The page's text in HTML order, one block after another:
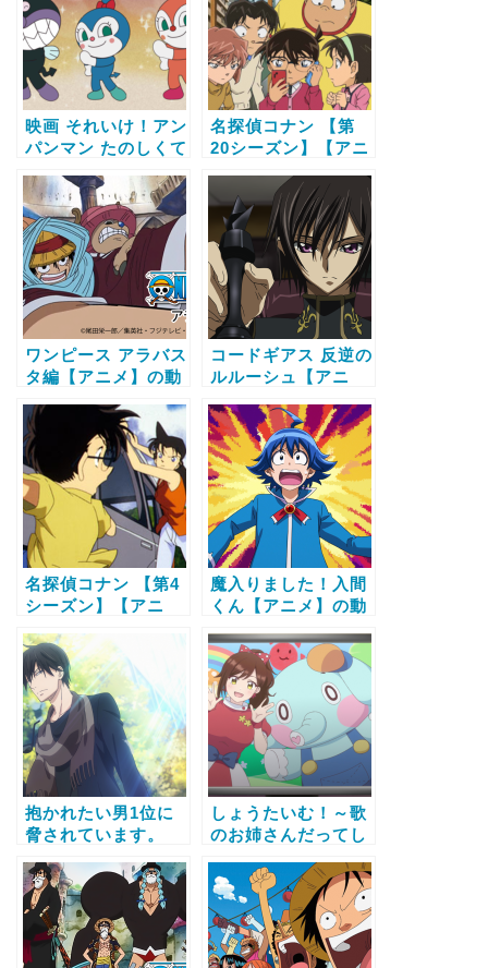
映画 それいけ！アン
パンマン たのしくて
コキンちゃん！？
【アニメ】の動画配
信サービス比較と無
料で全話視聴する方
法
名探偵コナン 【第
20シーズン】【アニ
ビス比較と無料で全
話視聴する方法
ワンピース アラバス
タ編【アニメ】の動
と無料で全話視聴す
る方法
コードギアス 反逆の
ルルーシュ【アニ
ビス比較と無料で全
話視聴する方法
名探偵コナン 【第4
シーズン】【アニ
ビス比較と無料で全
話視聴する方法
魔入りました！入間
くん【アニメ】の動
と無料で全話視聴す
る方法
抱かれたい男1位に
脅されています。
信サービス比較と無
料で全話視聴する方
法
しょうたいむ！～歌
のお姉さんだってし
画配信サービス比較
と無料で全話視聴す
る方法